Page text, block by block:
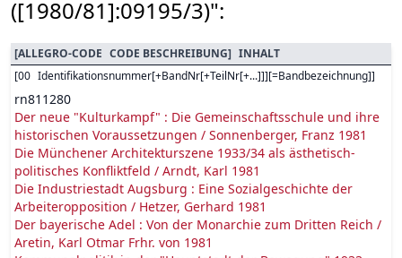
([1980/81]:09195/3)":
[ALLEGRO-CODE CODE BESCHREIBUNG] INHALT
[00 Identifikationsnummer[+BandNr[+TeilNr[+...]]][=Bandbezeichnung]]
rn811280
Der neue "Kulturkampf" : Die Gemeinschaftsschule und ihre
historischen Voraussetzungen / Sonnenberger, Franz 1981
Die Münchener Architekturszene 1933/34 als ästhetisch-
politisches Konfliktfeld / Arndt, Karl 1981
Die Industriestadt Augsburg : Eine Sozialgeschichte der
Arbeiteropposition / Hetzer, Gerhard 1981
Der bayerische Adel : Von der Monarchie zum Dritten Reich /
Aretin, Karl Otmar Frhr. von 1981